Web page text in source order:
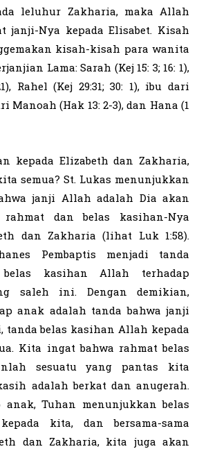
leluhur Zakharia, maka Allah
janji-Nya kepada Elisabet. Kisah
kisah-kisah para wanita
Lama: Sarah (Kej 15: 3; 16: 1),
Rahel (Kej 29:31; 30: 1), ibu dari
Manoah (Hak 13: 2-3), dan Hana (1
kepada Elizabeth dan Zakharia,
semua? St. Lukas menunjukkan
janji Allah adalah Dia akan
rahmat dan belas kasihan-Nya
dan Zakharia (lihat Luk 1:58).
Pembaptis menjadi tanda
kasihan Allah terhadap
saleh ini. Dengan demikian,
anak adalah tanda bahwa janji
tanda belas kasihan Allah kepada
Kita ingat bahwa rahmat belas
sesuatu yang pantas kita
adalah berkat dan anugerah.
Tuhan menunjukkan belas
kita, dan bersama-sama
dan Zakharia, kita juga akan